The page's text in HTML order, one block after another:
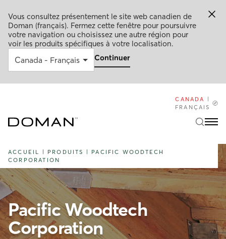
Vous consultez présentement le site web canadien de
Doman (français). Fermez cette fenêtre pour poursuivre
votre navigation ou choisissez une autre région pour
voir les produits spécifiques à votre localisation.
Continuer
CANADA
FRANÇAIS
ACCUEIL PRODUITS
PACIFIC WOODTECH
CORPORATION
Pacific Woodtech
Corporation